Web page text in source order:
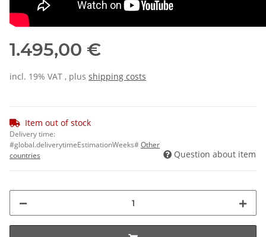
1.495,00 €
incl. 19% VAT , plus shipping costs
Item out of stock
Delivery time:
#global.deliverytimeEstimationWeeks#Other
countries
Question about item